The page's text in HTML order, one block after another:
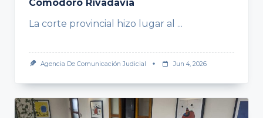
Comodoro Rivadavia
La corte provincial hizo lugar al ...
Agencia De Comunicación Judicial Jun 4, 2026